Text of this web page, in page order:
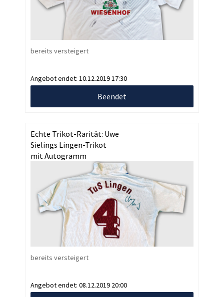
bereits versteigert
Angebot endet: 10.12.2019 17:30
Beendet
Echte Trikot-Rarität: Uwe
Sielings Lingen-Trikot
mit Autogramm
bereits versteigert
Angebot endet: 08.12.2019 20:00